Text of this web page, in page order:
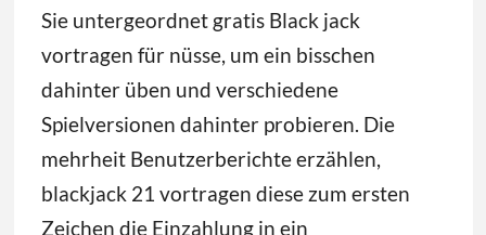
Sie untergeordnet gratis Black jack
vortragen für nüsse, um ein bisschen
dahinter üben und verschiedene
Spielversionen dahinter probieren. Die
mehrheit Benutzerberichte erzählen,
blackjack 21 vortragen diese zum ersten
Zeichen die Einzahlung in ein